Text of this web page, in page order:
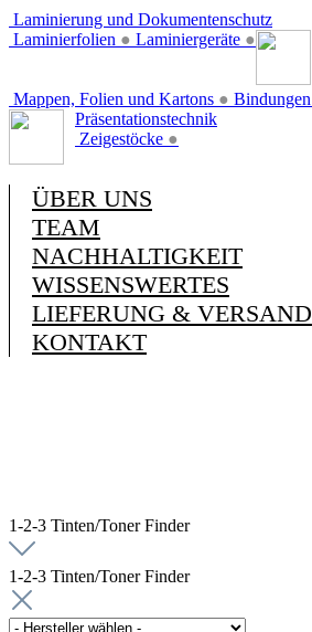
Laminierung und Dokumentenschutz
Laminierfolien ● Laminiergeräte ●
Mappen, Folien und Kartons ● Bindungen
Präsentationstechnik
Zeigestöcke ●
ÜBER UNS
TEAM
NACHHALTIGKEIT
WISSENSWERTES
LIEFERUNG & VERSAND
KONTAKT
1-2-3 Tinten/Toner Finder
1-2-3 Tinten/Toner Finder